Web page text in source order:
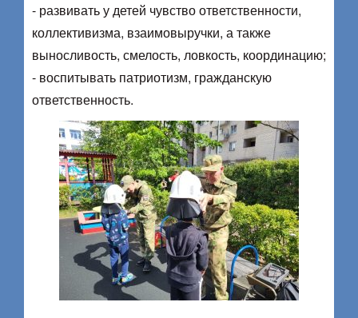
​- развивать у детей чувство ответственности,
коллективизма, взаимовыручки, а также
выносливость, смелость, ловкость, координацию;
​- воспитывать патриотизм, гражданскую
ответственность.